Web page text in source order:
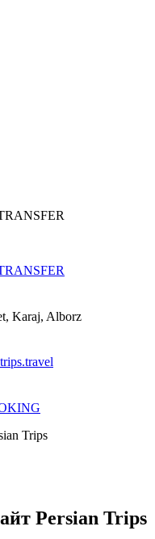
Karaj, Alborz
Trips
Persian Trips